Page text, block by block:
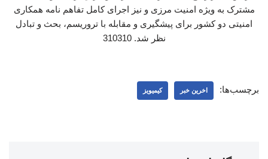
مشترک به ویژه امنیت مرزی و نیز اجرای کامل تفاهم نامه همکاری
امنیتی دو کشور برای پیشگیری و مقابله با تروریسم، بحث و تبادل
نظر شد. 310310
برچسب‌ها: اخرین خبر کیمیویز